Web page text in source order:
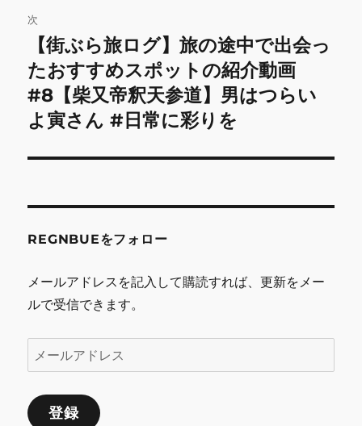
ゲ
ー
シ
ョ
ン
次
の
投
稿:
【街ぶら旅ログ】旅の途中で出会っ
たおすすめスポットの紹介動画
#8【柴又帝釈天参道】男はつらい
よ寅さん #日常に彩りを
REGNBUEをフォロー
メールアドレスを記入して購読すれば、更新をメー
ルで受信できます。
ー
ル
ア
登録